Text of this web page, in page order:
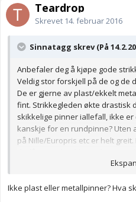
Teardrop
Skrevet 14. februar 2016
Sinnatagg skrev (På
Anbefaler deg å kjøpe gode
Veldig stor forskjell på de og de
De er gjerne av plast/ekkelt
fint. Strikkegleden økte drastisk
skikkelige pinner iallefall, ikke er
kanskje for en rundpinne? Uten
på Nille/Europris etc er helt
Ikke plast eller metallpinner? Hva